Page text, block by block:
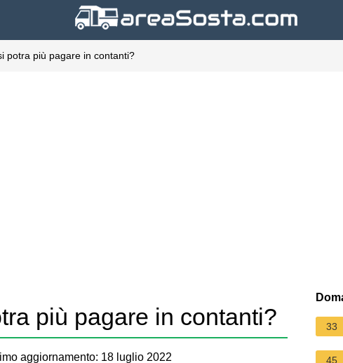
potra più pagare in contanti?
più pagare in contanti?
aggiornamento: 18 luglio 2022
33
45